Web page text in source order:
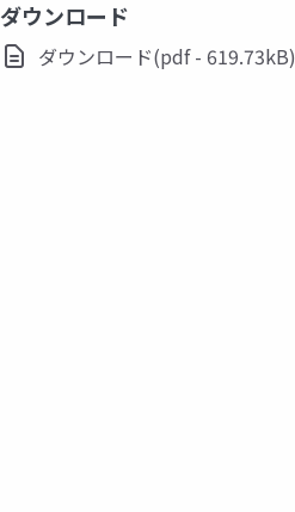
ダウンロード
ダウンロード(pdf - 619.73kB)